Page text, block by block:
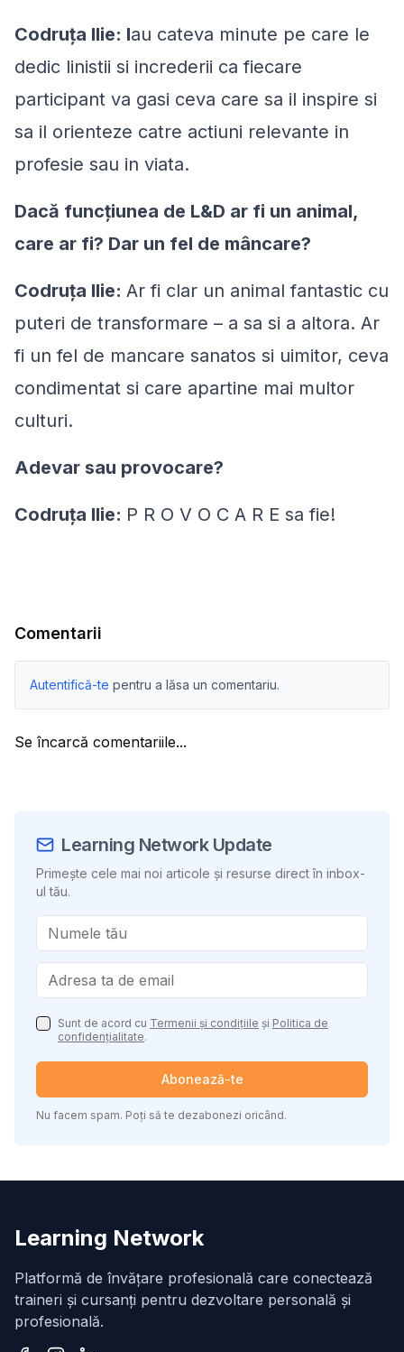
Codruța Ilie: Iau cateva minute pe care le
dedic linistii si increderii ca fiecare
participant va gasi ceva care sa il inspire si
sa il orienteze catre actiuni relevante in
profesie sau in viata.
Dacă funcțiunea de L&D ar fi un animal,
care ar fi? Dar un fel de mâncare?
Codruța Ilie: Ar fi clar un animal fantastic cu
puteri de transformare – a sa si a altora. Ar
fi un fel de mancare sanatos si uimitor, ceva
condimentat si care apartine mai multor
culturi.
Adevar sau provocare?
Codruța Ilie: P R O V O C A R E sa fie!
Comentarii
Autentifică-te pentru a lăsa un comentariu.
Se încarcă comentariile...
Learning Network Update
Primește cele mai noi articole și resurse direct în inbox-
ul tău.
Sunt de acord cu Termenii și condițiile și Politica de
confidențialitate.
Abonează-te
Nu facem spam. Poți să te dezabonezi oricând.
Learning Network
Platformă de învățare profesională care conectează
traineri și cursanți pentru dezvoltare personală și
profesională.